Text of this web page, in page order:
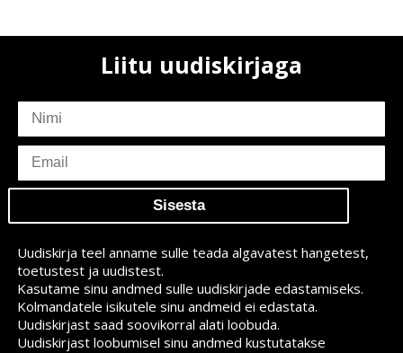
Liitu uudiskirjaga
subscriber
name
subscriber
email
Uudiskirja teel anname sulle teada algavatest hangetest,
toetustest ja uudistest.
Kasutame sinu andmed sulle uudiskirjade edastamiseks.
Kolmandatele isikutele sinu andmeid ei edastata.
Uudiskirjast saad soovikorral alati loobuda.
Uudiskirjast loobumisel sinu andmed kustutatakse